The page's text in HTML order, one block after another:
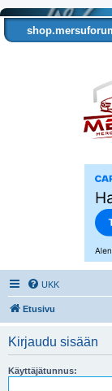
UKK
Etusivu
Kirjaudu sisään
Käyttäjätunnus: